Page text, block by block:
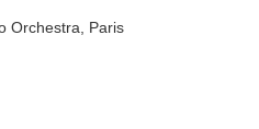
Orchestra, Paris